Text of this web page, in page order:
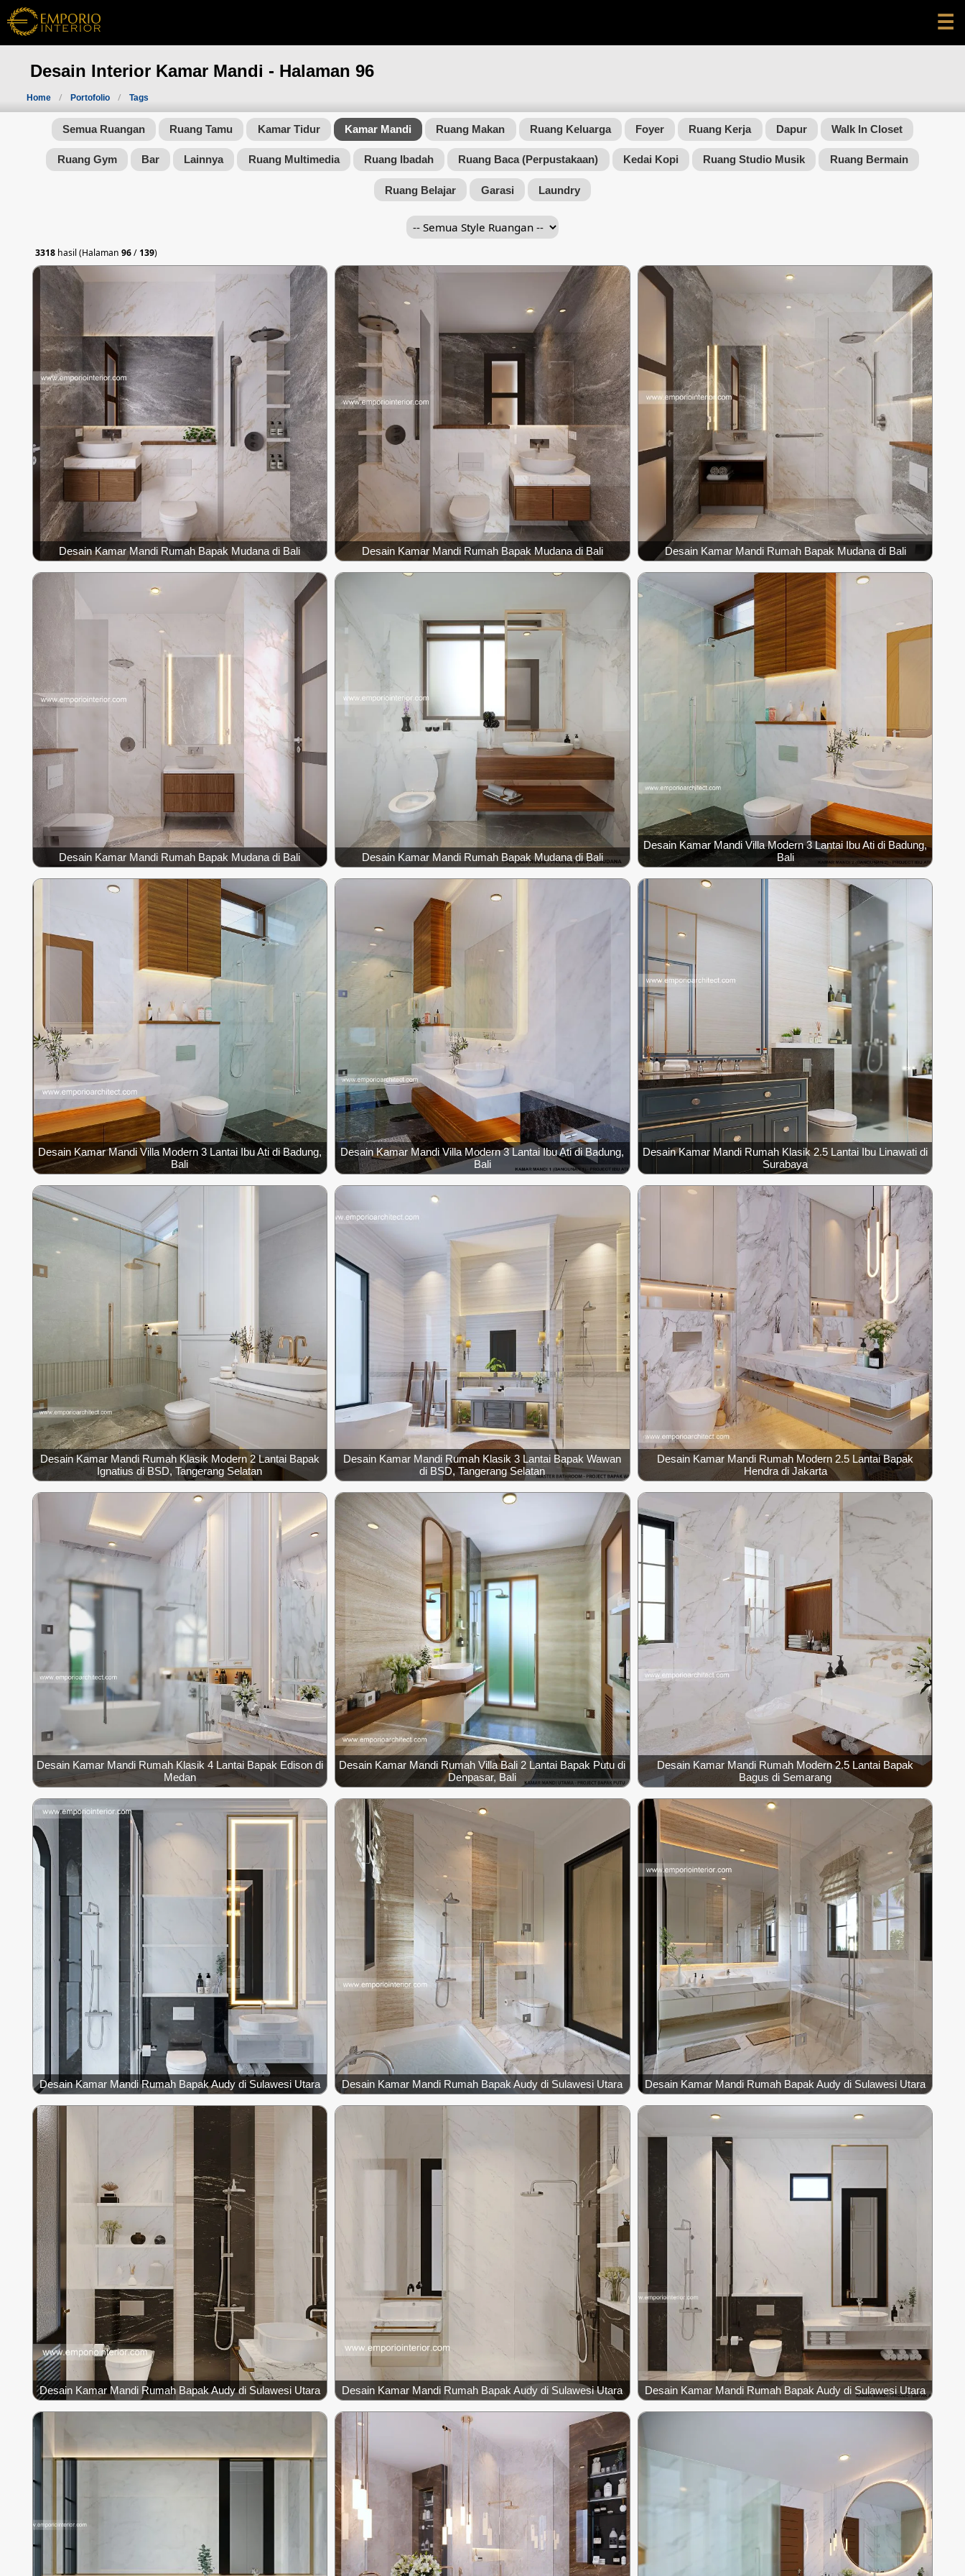
☰
Desain Interior Kamar Mandi - Halaman 96
Home Portofolio Tags
Semua Ruangan Ruang Tamu Kamar Tidur Kamar Mandi Ruang Makan Ruang Keluarga Foyer Ruang Kerja Dapur Walk In Closet
Ruang Gym Bar Lainnya Ruang Multimedia Ruang Ibadah Ruang Baca (Perpustakaan) Kedai Kopi Ruang Studio Musik Ruang Bermain
Ruang Belajar Garasi Laundry
3318hasil (Halaman 96/ 139)
Desain Kamar Mandi Rumah Bapak Mudana di Bali Desain Kamar Mandi Rumah Bapak Mudana di Bali Desain Kamar Mandi Rumah Bapak Mudana di Bali
Desain Kamar Mandi Rumah Bapak Mudana di Bali Desain Kamar Mandi Rumah Bapak Mudana di Bali
Desain Kamar Mandi Villa Modern 3 Lantai Ibu Ati di Badung,
Bali
Desain Kamar Mandi Villa Modern 3 Lantai Ibu Ati di Badung,
Bali
Desain Kamar Mandi Villa Modern 3 Lantai Ibu Ati di Badung,
Bali
Desain Kamar Mandi Rumah Klasik 2.5 Lantai Ibu Linawati di
Surabaya
Desain Kamar Mandi Rumah Klasik Modern 2 Lantai Bapak
Ignatius di BSD, Tangerang Selatan
Desain Kamar Mandi Rumah Klasik 3 Lantai Bapak Wawan
di BSD, Tangerang Selatan
Desain Kamar Mandi Rumah Modern 2.5 Lantai Bapak
Hendra di Jakarta
Desain Kamar Mandi Rumah Klasik 4 Lantai Bapak Edison di
Medan
Desain Kamar Mandi Rumah Villa Bali 2 Lantai Bapak Putu di
Denpasar, Bali
Desain Kamar Mandi Rumah Modern 2.5 Lantai Bapak
Bagus di Semarang
Desain Kamar Mandi Rumah Bapak Audy di Sulawesi Utara Desain Kamar Mandi Rumah Bapak Audy di Sulawesi Utara Desain Kamar Mandi Rumah Bapak Audy di Sulawesi Utara
Desain Kamar Mandi Rumah Bapak Audy di Sulawesi Utara Desain Kamar Mandi Rumah Bapak Audy di Sulawesi Utara Desain Kamar Mandi Rumah Bapak Audy di Sulawesi Utara